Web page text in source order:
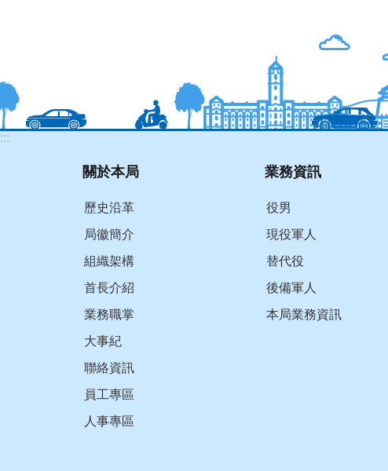
:::
關於本局
歷史沿革
局徽簡介
組織架構
首長介紹
業務職掌
大事紀
聯絡資訊
員工專區
人事專區
業務資訊
役男
現役軍人
替代役
後備軍人
本局業務資訊